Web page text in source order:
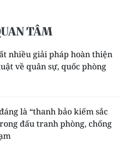
TÂM
nhiều giải pháp hoàn thiện
về quân sự, quốc phòng
là “thanh bảo kiếm sắc
đấu tranh phòng, chống